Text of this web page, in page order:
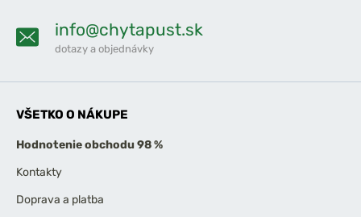
info@chytapust.sk
dotazy a objednávky
VŠETKO O NÁKUPE
Hodnotenie obchodu 98 %
Kontakty
Doprava a platba